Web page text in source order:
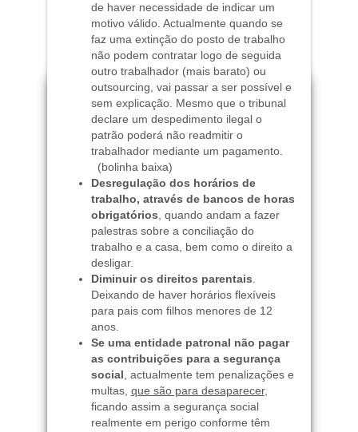
de haver necessidade de indicar um
motivo válido. Actualmente quando se
faz uma extinção do posto de trabalho
não podem contratar logo de seguida
outro trabalhador (mais barato) ou
outsourcing, vai passar a ser possível e
sem explicação. Mesmo que o tribunal
declare um despedimento ilegal o
patrão poderá não readmitir o
trabalhador mediante um pagamento.
(bolinha baixa)
Desregulação dos horários de
trabalho, através de bancos de horas
obrigatórios , quando andam a fazer
palestras sobre a conciliação do
trabalho e a casa, bem como o direito a
desligar.
Diminuir os direitos parentais
Deixando de haver horários flexíveis
para pais com filhos menores de 12
anos.
Se uma entidade patronal não pagar
as contribuições para a segurança
social , actualmente tem penalizações e
multas, que são para desaparecer,
ficando assim a segurança social
realmente em perigo conforme têm